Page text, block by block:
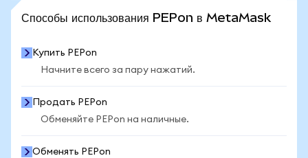
Способы использования PEPon в MetaMask
Купить PEPon
Начните всего за пару нажатий.
Продать PEPon
Обменяйте PEPon на наличные.
Обменять PEPon